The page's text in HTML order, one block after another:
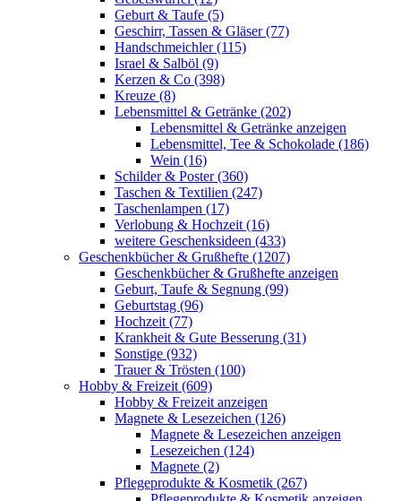
Geburt & Taufe (5)
Geschirr, Tassen & Gläser (77)
Handschmeichler (115)
Israel & Salböl (9)
Kerzen & Co (398)
Kreuze (8)
Lebensmittel & Getränke (202)
Lebensmittel & Getränke anzeigen
Lebensmittel, Tee & Schokolade (186)
Wein (16)
Schilder & Poster (360)
Taschen & Textilien (247)
Taschenlampen (17)
Verlobung & Hochzeit (16)
weitere Geschenksideen (433)
Geschenkbücher & Grußhefte (1207)
Geschenkbücher & Grußhefte anzeigen
Geburt, Taufe & Segnung (99)
Geburtstag (96)
Hochzeit (77)
Krankheit & Gute Besserung (31)
Sonstige (932)
Trauer & Trösten (100)
Hobby & Freizeit (609)
Hobby & Freizeit anzeigen
Magnete & Lesezeichen (126)
Magnete & Lesezeichen anzeigen
Lesezeichen (124)
Magnete (2)
Pflegeprodukte & Kosmetik (267)